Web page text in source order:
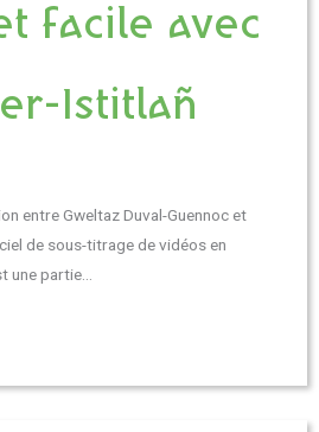
facile avec
Istitlañ
entre Gweltaz Duval-Guennoc et
de sous-titrage de vidéos en
une partie…